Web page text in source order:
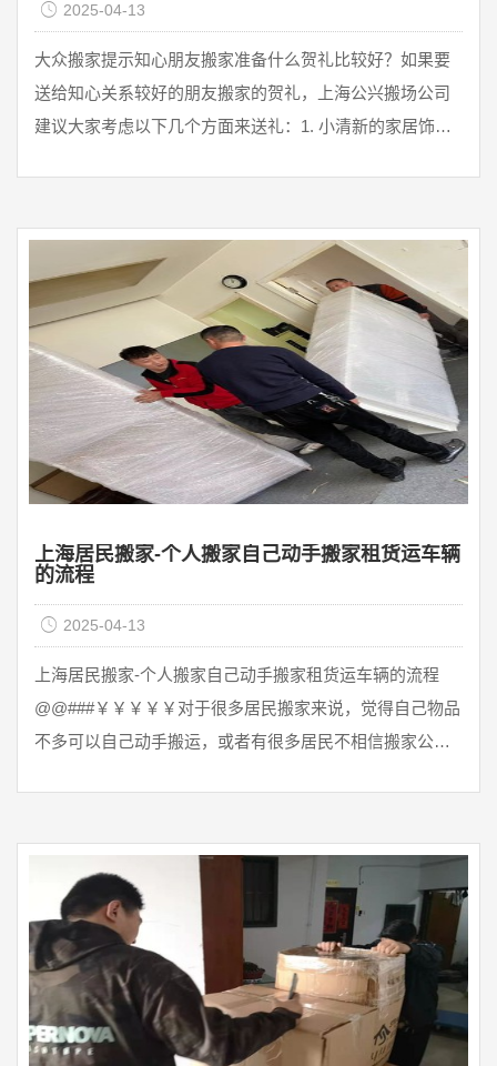
2025-04-13
大众搬家提示知心朋友搬家准备什么贺礼比较好？如果要
送给知心关系较好的朋友搬家的贺礼，上海公兴搬场公司
建议大家考虑以下几个方面来送礼：1. 小清新的家居饰
物品：新家主人有很多需要购置各种家居用品，可以送一
些实用的家居物品，比如床单、被褥、毛巾、厨具等等。
3. 空气净化器：现代生活中空气质量变得越来越关键，送
一台空气净化器不但有实际的用途，还能 ...
上海居民搬家-个人搬家自己动手搬家租货运车辆
的流程
2025-04-13
上海居民搬家-个人搬家自己动手搬家租货运车辆的流程
@@###￥￥￥￥￥对于很多居民搬家来说，觉得自己物品
不多可以自己动手搬运，或者有很多居民不相信搬家公
今天上海公兴搬场公司就介绍以下相应的搬家租车流程。
第一步：网上选择车辆车型目前，绝大多数搬家租车客户
都会通过网络或电话来查询租车平台，大家可以通过一些
货拉拉、快车租车等服务平台注册成功后可以通过网络或
电话租车。我们可以 ...